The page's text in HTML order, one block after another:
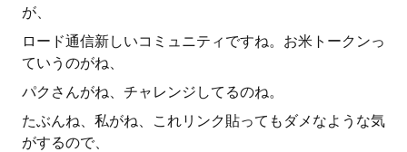
が、
ロード通信新しいコミュニティですね。お米トークンっ
ていうのがね、
パクさんがね、チャレンジしてるのね。
たぶんね、私がね、これリンク貼ってもダメなような気
がするので、